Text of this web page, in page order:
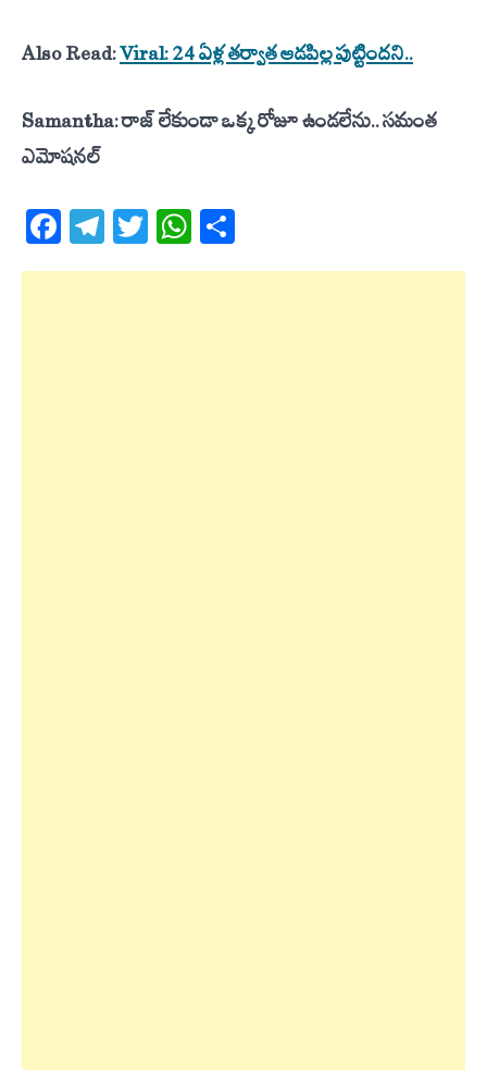
Also Read:Viral: 24 ఏళ్ల తర్వాత ఆడపిల్ల పుట్టిందని..
Samantha: రాజ్ లేకుండా ఒక్క రోజూ ఉండలేను.. సమంత
ఎమోషనల్
Facebook
Telegram
TwitterWhatsApp